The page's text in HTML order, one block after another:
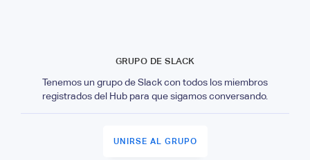
GRUPO DE SLACK
Tenemos un grupo de Slack con todos los miembros
registrados del Hub para que sigamos conversando.
UNIRSE AL GRUPO